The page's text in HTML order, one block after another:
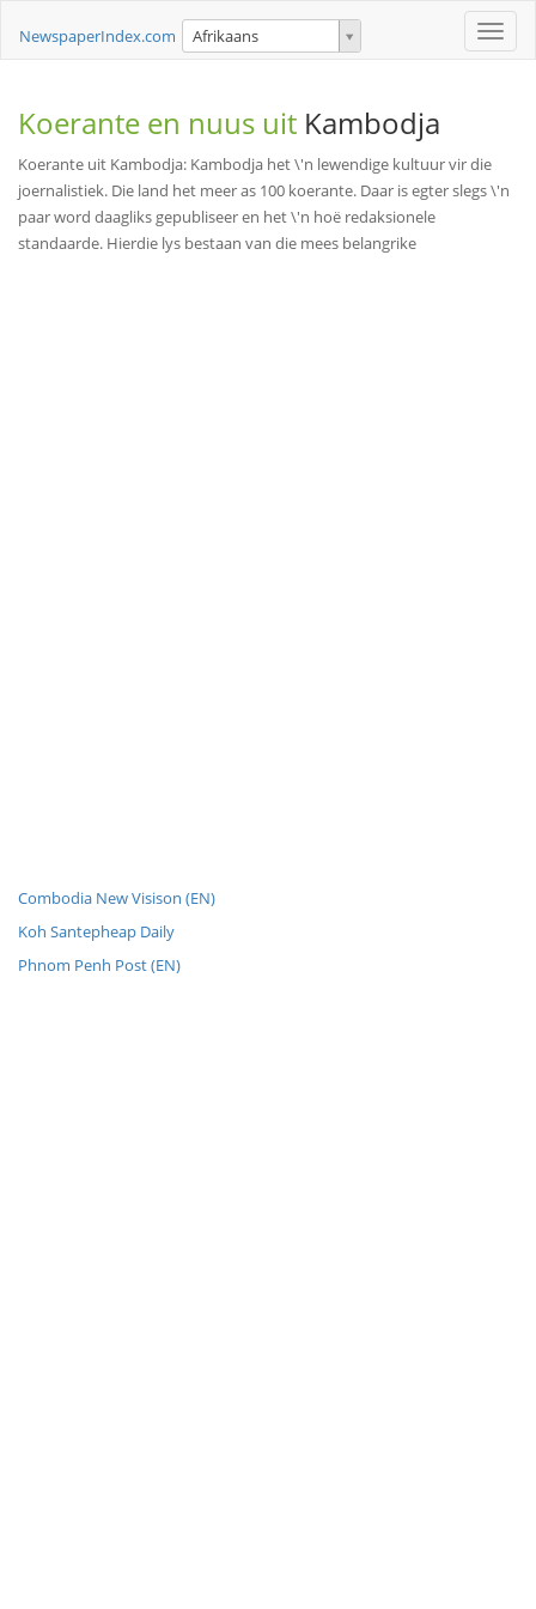
Toggle
NewspaperIndex.com Afrikaans
Koerante en nuus uit Kambodja
Koerante uit Kambodja: Kambodja het \'n lewendige kultuur vir die
joernalistiek. Die land het meer as 100 koerante. Daar is egter slegs \'n
paar word daagliks gepubliseer en het \'n hoë redaksionele
standaarde. Hierdie lys bestaan van die mees belangrike
Combodia New Visison (EN)
Koh Santepheap Daily
Phnom Penh Post (EN)